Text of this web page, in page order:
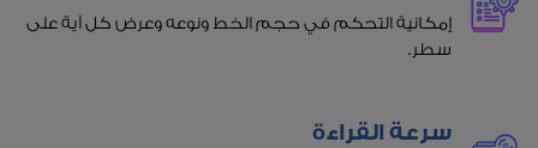
إمكانية التحكم في حجم الخط ونوعه وعرض كل آية على
سطر.
سرعة القراءة